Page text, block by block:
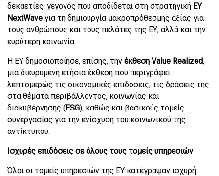
δεκαετίες, γεγονός που αποδίδεται στη στρατηγική EY
NextWave για τη δημιουργία μακροπρόθεσμης αξίας για
τους ανθρώπους και τους πελάτες της ΕΥ, αλλά και την
ευρύτερη κοινωνία.
Η EY δημοσιοποίησε, επίσης, την έκθεση Value Realized,
μια διευρυμένη ετήσια έκθεση που περιγράφει
λεπτομερώς τις οικονομικές επιδόσεις, τις δράσεις της
στα θέματα περιβάλλοντος, κοινωνίας και
διακυβέρνησης ( ESG), καθώς και βασικούς τομείς
συνεργασίας για την ενίσχυση του κοινωνικού της
αντίκτυπου.
Ισχυρές επιδόσεις σε όλους τους τομείς υπηρεσιών
Όλοι οι τομείς υπηρεσιών της EY κατέγραψαν ισχυρή